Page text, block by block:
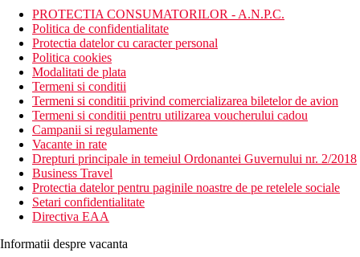
PROTECTIA CONSUMATORILOR - A.N.P.C.
Politica de confidentialitate
Protectia datelor cu caracter personal
Politica cookies
Modalitati de plata
Termeni si conditii
Termeni si conditii privind comercializarea biletelor de avion
Termeni si conditii pentru utilizarea voucherului cadou
Campanii si regulamente
Vacante in rate
Drepturi principale in temeiul Ordonantei Guvernului nr. 2/2018
Business Travel
Protectia datelor pentru paginile noastre de pe retelele sociale
Setari confidentialitate
Directiva EAA
Informatii despre vacanta